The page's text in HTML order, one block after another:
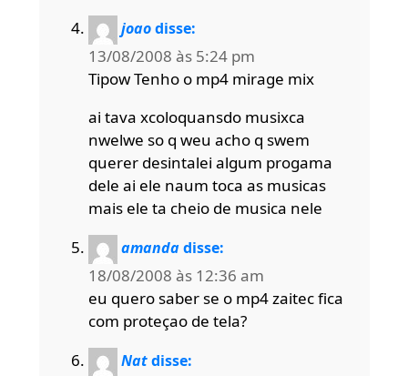
joao disse:
13/08/2008 às 5:24 pm
Tipow Tenho o mp4 mirage mix
ai tava xcoloquansdo musixca
nwelwe so q weu acho q swem
querer desintalei algum progama
dele ai ele naum toca as musicas
mais ele ta cheio de musica nele
amanda disse:
18/08/2008 às 12:36 am
eu quero saber se o mp4 zaitec fica
com proteçao de tela?
Nat disse: